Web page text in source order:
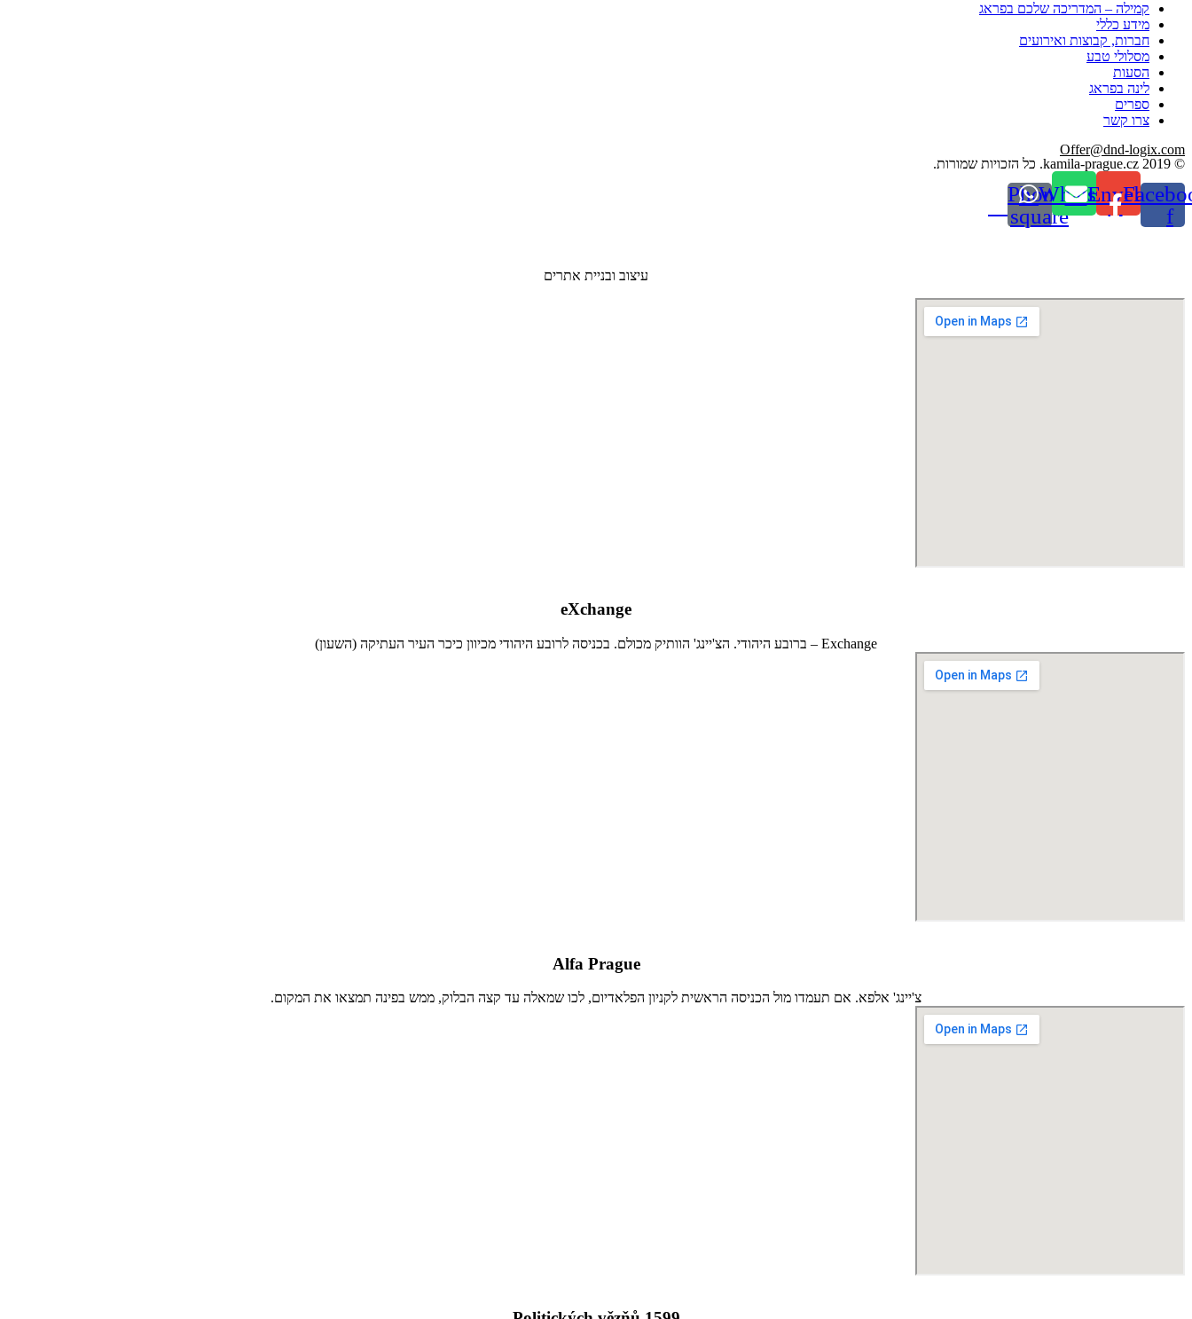
קמילה – המדריכה שלכם בפראג
מידע כללי
חברות, קבוצות ואירועים
מסלולי טבע
הסעות
לינה בפראג
ספרים
צרו קשר
Offer@dnd-logix.com
© 2019 kamila-prague.cz. כל הזכויות שמורות.
f
Envelope
Whatsapp
Phone-
square
עיצוב ובניית אתרים
eXchange
Exchange – ברובע היהודי. הצ'יינג' הוותיק מכולם. בכניסה לרובע היהודי מכיוון כיכר העיר העתיקה (השעון)
Alfa Prague
צ'יינג' אלפא. אם תעמדו מול הכניסה הראשית לקניון הפלאדיום, לכו שמאלה עד קצה הבלוק, ממש בפינה תמצאו את המקום.